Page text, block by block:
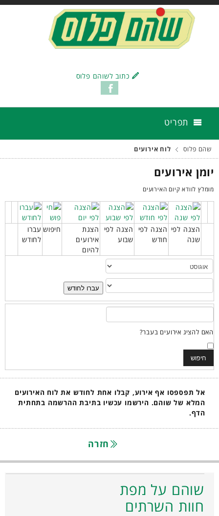
כתוב לשוהם פלוס
תפריט
שהם פלוס לוח אירועים
יומן אירועים
מומלץ לוודא קיום האירועים
הצגה לפי
שנה
הצגה לפי
חודש
הצגה לפי
שבוע
הצגת
אירועים
להיום
חיפוש עברו
לחודש
עברו לחודש
האם להציג אירועים בעבר?
אל תפספסו אף אירוע, קבלו אחת לחודש את לוח האירועים
המלא של שוהם. הירשמו עכשיו בתיבת ההרשמה בתחתית
הדף.
חזרה
שוהם על מפת
חוות השרתים